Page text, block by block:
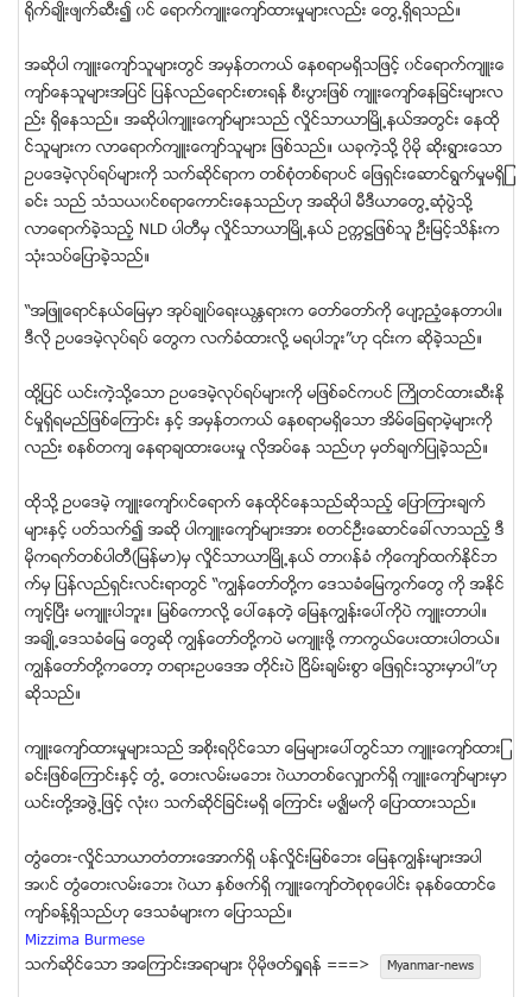
႐ိုက္ခ်ဳိးဖ်က္ဆီး၍ ၀င္ ေရာက္က်ဴးေက်ာ္ထားမႈမ်ားလည္း ေတြ႕ရွိရသည္။
အဆုိပါ က်ဴးေက်ာ္သူမ်ားတြင္ အမွန္တကယ္ ေနစရာမရွိသျဖင့္ ၀င္ေရာက္က်ဴးေ
က်ာ္ေနသူမ်ားအျပင္ ျပန္လည္ေရာင္းစားရန္ စီးပြားျဖစ္ က်ဴးေက်ာ္ေနျခင္းမ်ားလ
ည္း ရွိေနသည္။ အဆုိပါက်ဴးေက်ာ္မ်ားသည္ လိႈင္သာယာၿမိဳ႕နယ္အတြင္း ေနထုိ
င္သူမ်ားက လာေရာက္က်ဴးေက်ာ္သူမ်ား ျဖစ္သည္။ ယခုကဲ့သို႔ ပိုမို ဆိုးရြားေသာ
ဥပေဒမဲ့လုပ္ရပ္မ်ားကို သက္ဆိုင္ရာက တစ္စံုတစ္ရာပင္ ေျဖရွင္းေဆာင္ရြက္မႈမရွိျ
ခင္း သည္ သံသယ၀င္စရာေကာင္းေနသည္ဟု အဆိုပါ မီဒီယာေတြ႕ဆံုပြဲသို႔
လာေရာက္ခဲ့သည့္ NLD ပါတီမွ လႈိင္သာယာၿမိဳ႕နယ္ ဥကၠ႒ျဖစ္သူ ဦးျမင့္သိန္းက
သံုးသပ္ေျပာခဲ့သည္။
“အျဖဴေရာင္နယ္ေျမမွာ အုပ္ခ်ဳပ္ေရးယႏၱရားက ေတာ္ေတာ္ကို ေပ်ာ့ညံ့ေနတာပါ။
ဒီလို ဥပေဒမဲ့လုပ္ရပ္ ေတြက လက္ခံထားလို႔ မရပါဘူး”ဟု ၎က ဆိုခဲ့သည္။
ထုိ႔ျပင္ ယင္းကဲ့သို႔ေသာ ဥပေဒမဲ့လုပ္ရပ္မ်ားကို မျဖစ္ခင္ကပင္ ႀကိဳတင္ထားဆီးႏို
င္မႈရွိရမည္ျဖစ္ေၾကာင္း ႏွင့္ အမွန္တကယ္ ေနစရာမရွိေသာ အိမ္ေျခရာမဲ့မ်ားကို
လည္း စနစ္တက် ေနရာခ်ထားေပးမႈ လိုအပ္ေန သည္ဟု မွတ္ခ်က္ျပဳခဲ့သည္။
ထိုသို႔ ဥပေဒမဲ့ က်ဴးေက်ာ္၀င္ေရာက္ ေနထိုင္ေနသည္ဆိုသည့္ ေျပာၾကားခ်က္
မ်ားႏွင့္ ပတ္သက္၍ အဆို ပါက်ဴးေက်ာ္မ်ားအား စတင္ဦးေဆာင္ေခၚလာသည့္ ဒီ
မိုကရက္တစ္ပါတီ(ျမန္မာ)မွ လႈိင္သာယာၿမိဳ႕နယ္ တာ၀န္ခံ ကိုေက်ာ္ထက္ႏိုင္ဘ
က္မွ ျပန္လည္ရွင္းလင္းရာတြင္ “ကၽြန္ေတာ္တို႔က ေဒသခံေျမကြက္ေတြ ကို အႏိုင္
က်င့္ၿပီး မက်ဴးပါဘူး။ ျမစ္ေကာလို႔ ေပၚေနတဲ့ ေျမႏုကၽြန္းေပၚကိုပဲ က်ဴးတာပါ။
အခ်ဳိ႕ေဒသခံေျမ ေတြဆို ကၽြန္ေတာ္တုိ႔ကပဲ မက်ဴးဖို႔ ကာကြယ္ေပးထားပါတယ္။
ကၽြန္ေတာ္တို႔ကေတာ့ တရားဥပေဒအ တိုင္းပဲ ၿငိမ္းခ်မ္းစြာ ေျဖရွင္းသြားမွာပါ”ဟု
ဆိုသည္။
က်ဴးေက်ာ္ထားမႈမ်ားသည္ အစိုးရပိုင္ေသာ ေျမမ်ားေပၚတြင္သာ က်ဴးေက်ာ္ထားျ
ခင္းျဖစ္ေၾကာင္းႏွင့္ တြံ႕ ေတးလမ္းမေဘး ၀ဲယာတစ္ေလွ်ာက္ရွိ က်ဴးေက်ာ္မ်ားမွာ
ယင္းတို႔အဖြဲ႕ျဖင့္ လံုး၀ သက္ဆိုင္ျခင္းမရွိ ေၾကာင္း မဇၥ်ိမကို ေျပာထားသည္။
တြံေတး-လႈိင္သာယာတံတားေအာက္ရွိ ပန္လႈိင္းျမစ္ေဘး ေျမႏုကၽြန္းမ်ားအပါ
အ၀င္ တြံေတးလမ္းေဘး ၀ဲယာ ႏွစ္ဖက္ရွိ က်ဴးေက်ာ္တဲစုစုေပါင္း ခုနစ္ေထာင္ေ
က်ာ္ခန္႔ရွိသည္ဟု ေဒသခံမ်ားက ေျပာသည္။
Mizzima Burmese
သက္ဆုိင္ေသာ အေၾကာင္းအရာမ်ား ပုိမုိဖတ္ရႈရန္ ===>
Myanmar-news